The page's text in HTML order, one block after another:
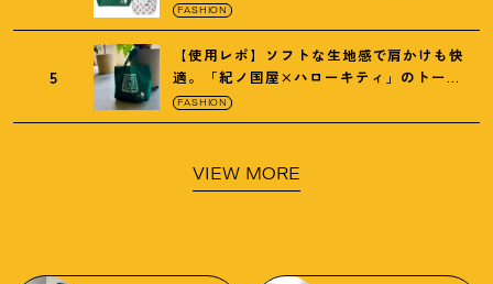
ノ国屋バッグ
FASHION
5
【使用レポ】ソフトな生地感で肩かけも快
適。「紀ノ国屋×ハローキティ」のトート
がガシガシ使えて最高です
FASHION
VIEW MORE